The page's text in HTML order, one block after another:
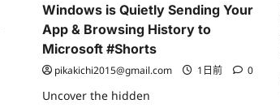
Windows is Quietly Sending Your
App & Browsing History to
Microsoft #Shorts
pikakichi2015@gmail.com 1日前 0
Uncover the hidden